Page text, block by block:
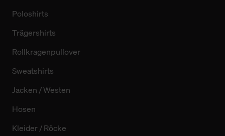
Poloshirts
Trägershirts
Rollkragenpullover
Sweatshirts
Jacken / Westen
Hosen
Kleider / Röcke